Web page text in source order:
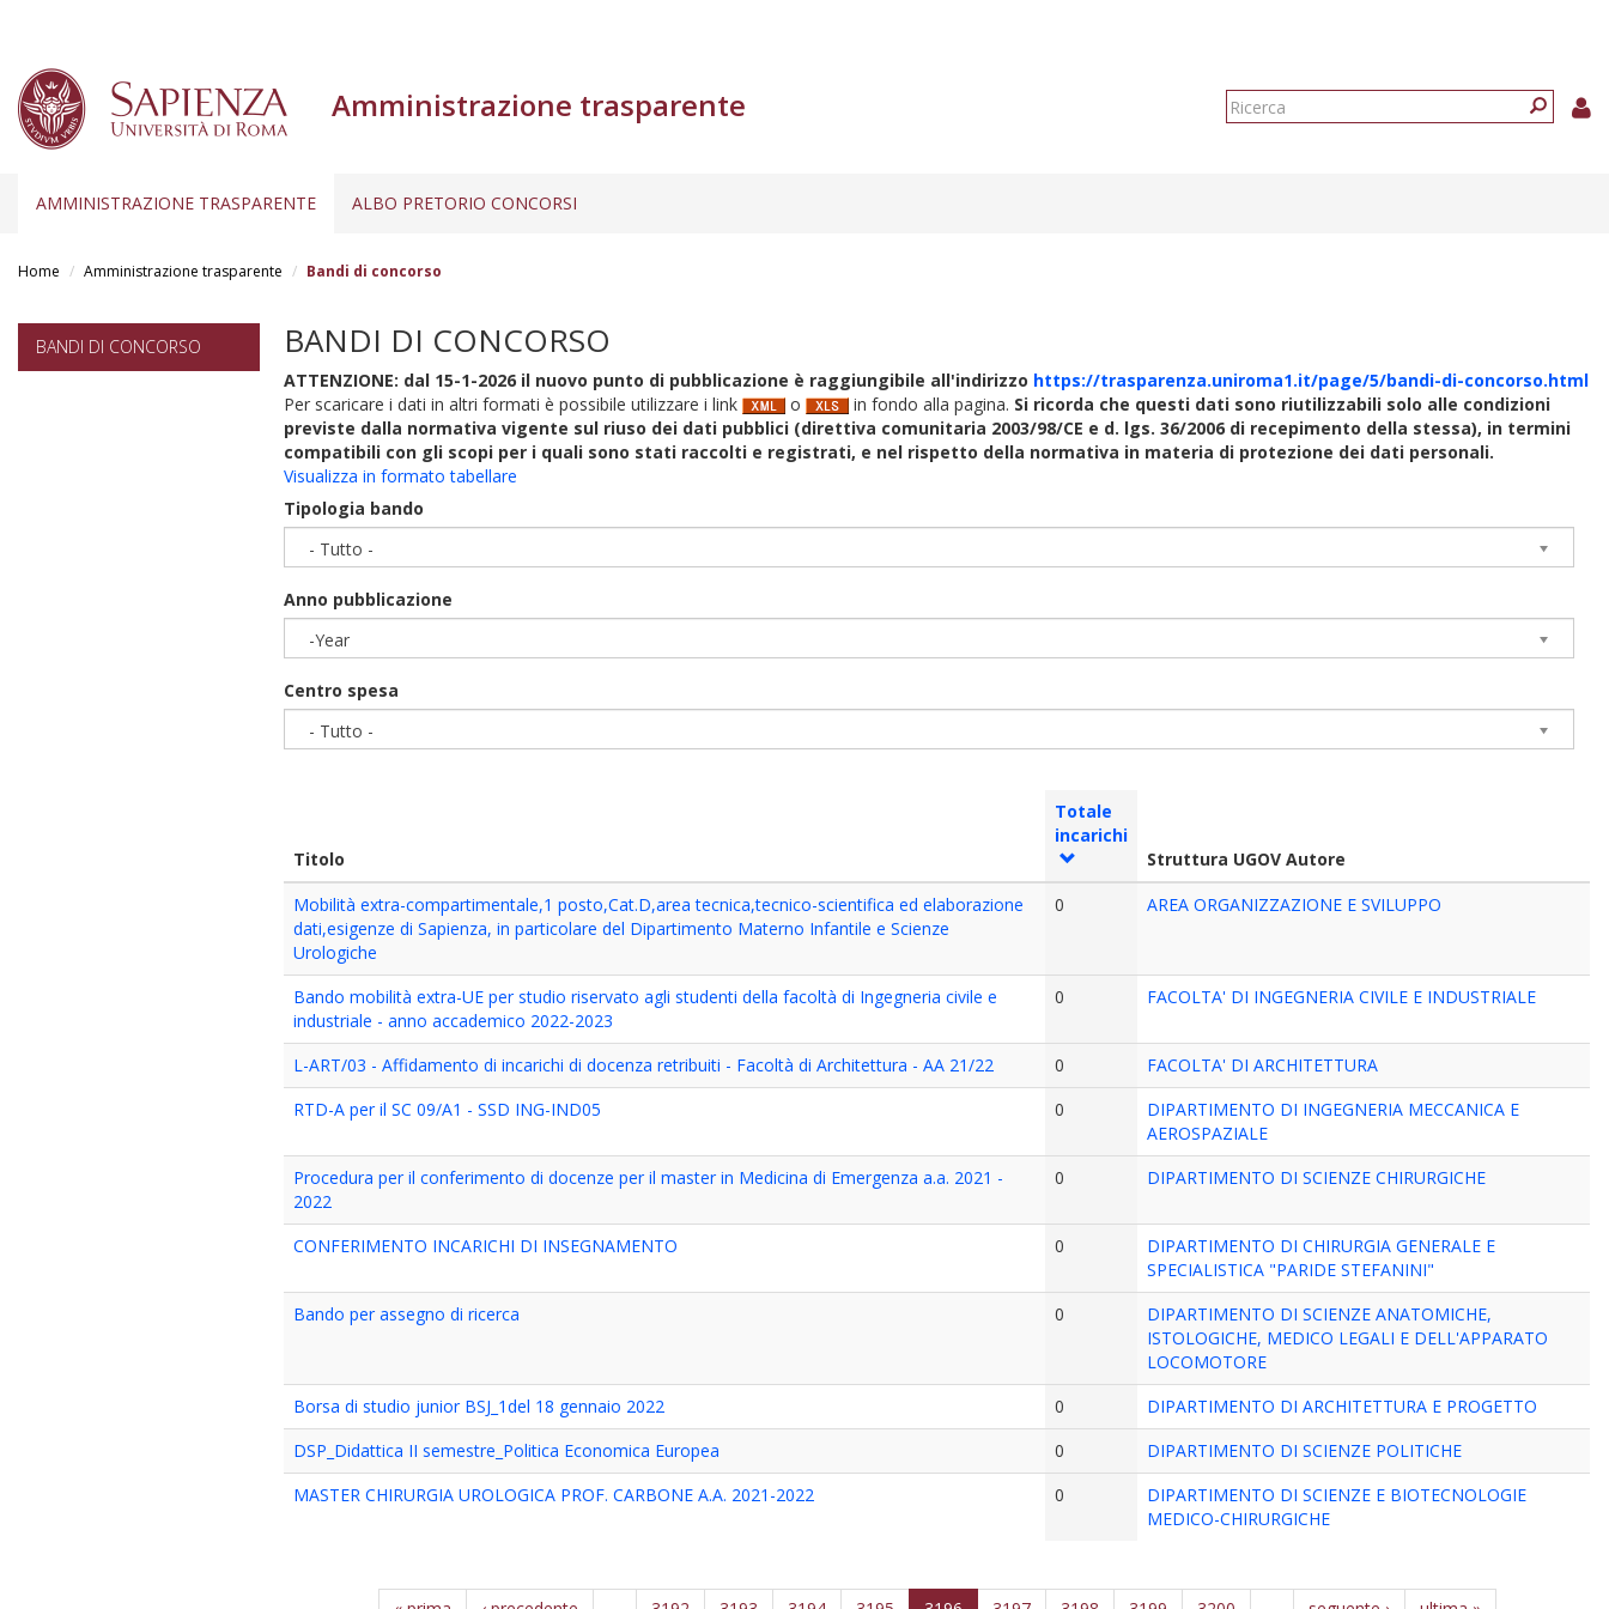
Amministrazione trasparente
Form
AMMINISTRAZIONE TRASPARENTE ALBO PRETORIO CONCORSI
Home Amministrazione trasparente Bandi di concorso
BANDI DI CONCORSO BANDI DI CONCORSO
ATTENZIONE: dal 15-1-2026 il nuovo punto di pubblicazione è raggiungibile all'indirizzo https://trasparenza.uniroma1.it/page/5/bandi-di-concorso.html
Per scaricare i dati in altri formati è possibile utilizzare i link
o in fondo alla pagina. Si ricorda che questi dati sono riutilizzabili solo alle condizioni
previste dalla normativa vigente sul riuso dei dati pubblici (direttiva comunitaria 2003/98/CE e d. lgs. 36/2006 di recepimento della stessa), in termini
compatibili con gli scopi per i quali sono stati raccolti e registrati, e nel rispetto della normativa in materia di protezione dei dati personali.
Visualizza in formato tabellare
Tipologia bando
- Tutto -
Anno pubblicazione
-Year
Centro spesa
- Tutto -
Titolo
Totale
incarichi
Struttura UGOV Autore
Mobilità extra-compartimentale,1 posto,Cat.D,area tecnica,tecnico-scientifica ed elaborazione
dati,esigenze di Sapienza, in particolare del Dipartimento Materno Infantile e Scienze
Urologiche
0 AREA ORGANIZZAZIONE E SVILUPPO
Bando mobilità extra-UE per studio riservato agli studenti della facoltà di Ingegneria civile e
industriale - anno accademico 2022-2023
0 FACOLTA' DI INGEGNERIA CIVILE E INDUSTRIALE
L-ART/03 - Affidamento di incarichi di docenza retribuiti - Facoltà di Architettura - AA 21/22 0
FACOLTA' DI ARCHITETTURA
RTD-A per il SC 09/A1 - SSD ING-IND05
0
DIPARTIMENTO DI INGEGNERIA MECCANICA E
AEROSPAZIALE
Procedura per il conferimento di docenze per il master in Medicina di Emergenza a.a. 2021 -
2022
0 DIPARTIMENTO DI SCIENZE CHIRURGICHE
CONFERIMENTO INCARICHI DI INSEGNAMENTO 0
DIPARTIMENTO DI CHIRURGIA GENERALE E
SPECIALISTICA "PARIDE STEFANINI"
Bando per assegno di ricerca
0
DIPARTIMENTO DI SCIENZE ANATOMICHE,
ISTOLOGICHE, MEDICO LEGALI E DELL'APPARATO
LOCOMOTORE
Borsa di studio junior BSJ_1del 18 gennaio 2022
0
DIPARTIMENTO DI ARCHITETTURA E PROGETTO
DSP_Didattica II semestre_Politica Economica Europea
0
DIPARTIMENTO DI SCIENZE POLITICHE
MASTER CHIRURGIA UROLOGICA PROF. CARBONE A.A. 2021-2022
0
DIPARTIMENTO DI SCIENZE E BIOTECNOLOGIE
MEDICO-CHIRURGICHE